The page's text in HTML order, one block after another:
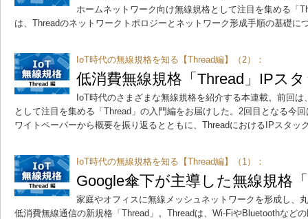
ホームネットワーク向け無線規格として注目を集める「
は、Threadのネットワークトポロジーとネットワーク形成手順の基礎に
IoT時代の無線規格を知る【Thread編】（2）：
低消費無線規格「Thread」IPス
IoT時代のさまざまな無線規格を紹介する本連載。前回
として注目を集める「Thread」の入門編をお届けした。2回目となる今
ワイトペーパーから概要を振り返るとともに、ThreadにおけるIPスタッ
IoT時代の無線規格を知る【Thread編】（1）：
Google傘下が主導した無線規格
家庭やオフィスに無線メッシュネットワークを形成し、
低消費無線通信の新規格「Thread」。Threadは、Wi-FiやBluetoothなど